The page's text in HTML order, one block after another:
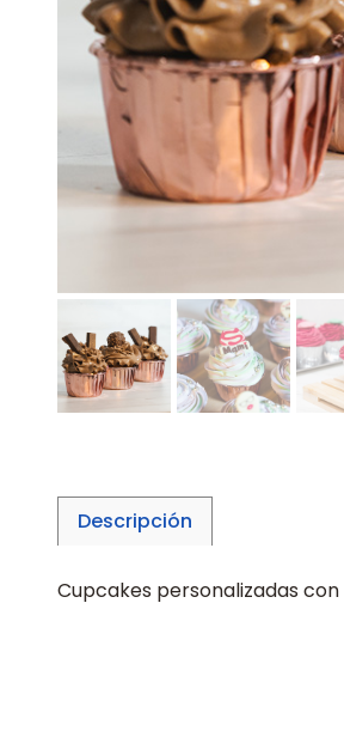
Descripción
Cupcakes personalizadas